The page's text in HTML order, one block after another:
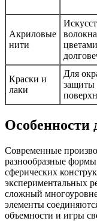
Акриловые
нити
Краски и
лаки
Для
защиты
Современные
разнообразные
сферических
экспериментальных
сложный
элементы
объемности и игры